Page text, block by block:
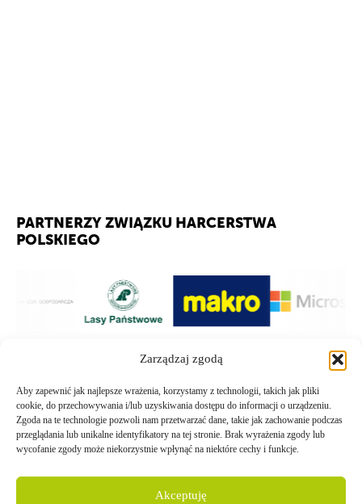
Zarządzaj zgodą
Aby zapewnić jak najlepsze wrażenia, korzystamy z technologii, takich jak pliki
cookie, do przechowywania i/lub uzyskiwania dostępu do informacji o urządzeniu.
Zgoda na te technologie pozwoli nam przetwarzać dane, takie jak zachowanie podczas
przeglądania lub unikalne identyfikatory na tej stronie. Brak wyrażenia zgody lub
wycofanie zgody może niekorzystnie wpłynąć na niektóre cechy i funkcje.
Akceptuję
PARTNERZY ZWIĄZKU HARCERSTWA
POLSKIEGO